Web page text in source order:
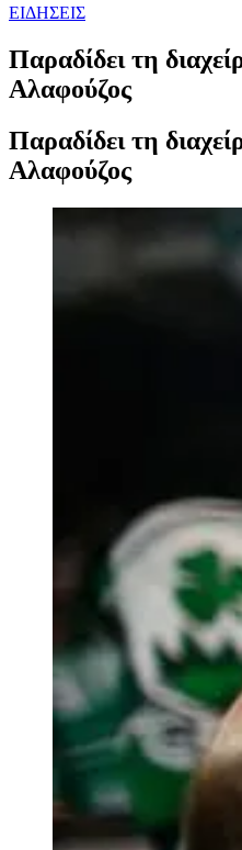
ΕΙΔΗΣΕΙΣ
Παραδίδει τη
Αλαφούζος
Παραδίδει τη
Αλαφούζος